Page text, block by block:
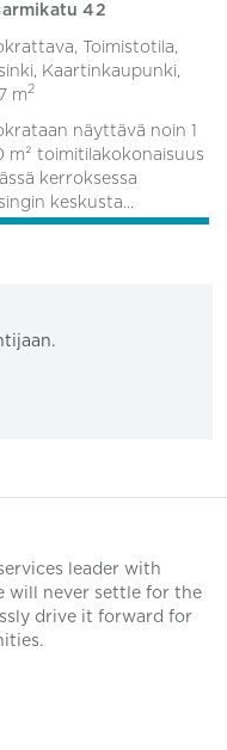
42
Toimistotila,
Kaartinkaupunki,
m2
näyttävä noin 1
m² toimitilakokonaisuus
kerroksessa
keskusta...
leader with
will never settle for the
drive it forward for